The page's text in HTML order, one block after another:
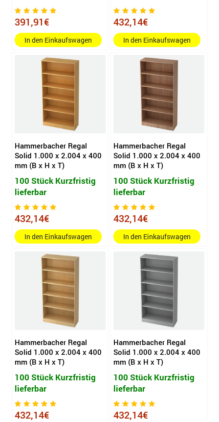
391,91€
In den Einkaufswagen
432,14€
In den Einkaufswagen
Hammerbacher Regal
Solid 1.000 x 2.004 x 400
mm (B x H x T)
100 Stück Kurzfristig
lieferbar
432,14€
In den Einkaufswagen
Hammerbacher Regal
Solid 1.000 x 2.004 x 400
mm (B x H x T)
100 Stück Kurzfristig
lieferbar
432,14€
In den Einkaufswagen
Hammerbacher Regal
Solid 1.000 x 2.004 x 400
mm (B x H x T)
100 Stück Kurzfristig
lieferbar
432,14€
Hammerbacher Regal
Solid 1.000 x 2.004 x 400
mm (B x H x T)
100 Stück Kurzfristig
lieferbar
432,14€